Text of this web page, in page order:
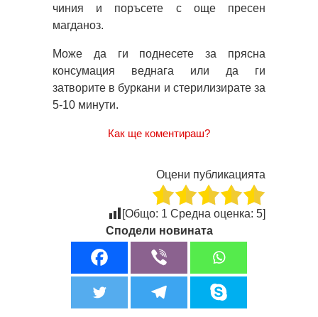
чиния и поръсете с още пресен
магданоз.
Може да ги поднесете за прясна
консумация веднага или да ги
затворите в буркани и стерилизирате за
5-10 минути.
Как ще коментираш?
Оцени публикацията
[Общо: 1 Средна оценка: 5]
Сподели новината